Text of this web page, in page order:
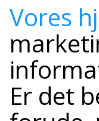
Vores
Er det